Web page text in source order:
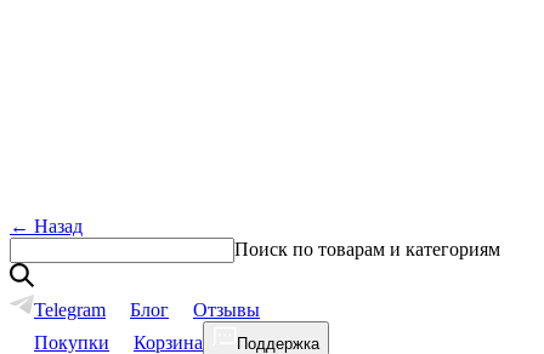
← Назад
Поиск по товарам и категориям
Telegram Блог
Отзывы
Покупки
Корзина Поддержка